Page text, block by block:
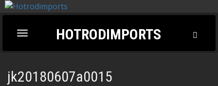
Toggle
navigation
HOTRODIMPORTS
jk20180607a0015